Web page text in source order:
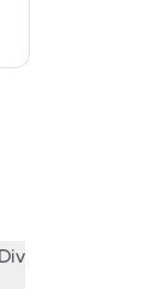
Divers